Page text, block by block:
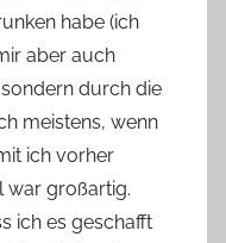
habe (ich
aber auch
durch die
meistens, wenn
ich vorher
war großartig.
ich es geschafft